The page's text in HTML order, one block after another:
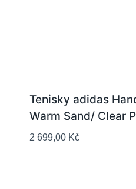
Tenisky adidas
Warm Sand/ Clear
2 699,00 Kč